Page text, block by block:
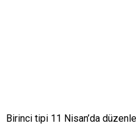
Birinci tipi 11 Nisan’da